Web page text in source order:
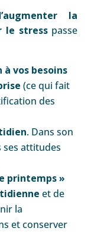
la
le stress passe
à vos besoins
(ce qui fait
des
. Dans son
attitudes
printemps »
et de
la
et conserver